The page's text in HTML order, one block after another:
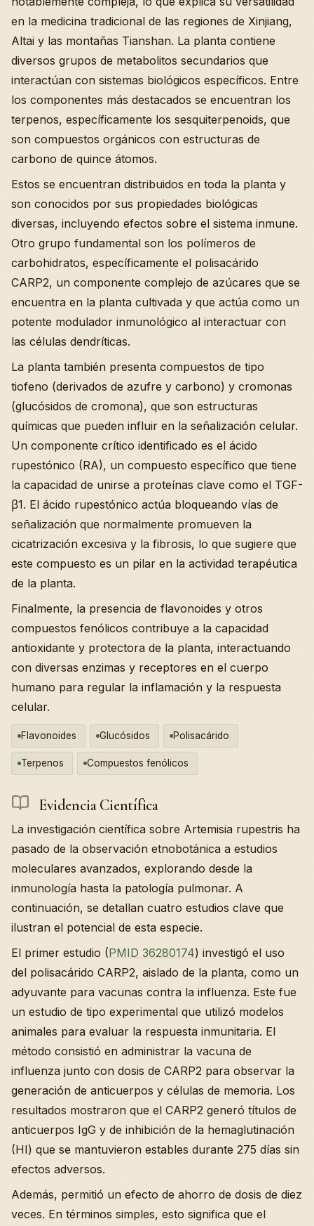
en la medicina tradicional de las regiones de Xinjiang,
Altai y las montañas Tianshan. La planta contiene
diversos grupos de metabolitos secundarios que
interactúan con sistemas biológicos específicos. Entre
los componentes más destacados se encuentran los
terpenos, específicamente los sesquiterpenoids, que
son compuestos orgánicos con estructuras de
carbono de quince átomos.
Estos se encuentran distribuidos en toda la planta y
son conocidos por sus propiedades biológicas
diversas, incluyendo efectos sobre el sistema inmune.
Otro grupo fundamental son los polímeros de
carbohidratos, específicamente el polisacárido
CARP2, un componente complejo de azúcares que se
encuentra en la planta cultivada y que actúa como un
potente modulador inmunológico al interactuar con
las células dendríticas.
La planta también presenta compuestos de tipo
tiofeno (derivados de azufre y carbono) y cromonas
(glucósidos de cromona), que son estructuras
químicas que pueden influir en la señalización celular.
Un componente crítico identificado es el ácido
rupestónico (RA), un compuesto específico que tiene
la capacidad de unirse a proteínas clave como el TGF-
β1. El ácido rupestónico actúa bloqueando vías de
señalización que normalmente promueven la
cicatrización excesiva y la fibrosis, lo que sugiere que
este compuesto es un pilar en la actividad terapéutica
de la planta.
Finalmente, la presencia de flavonoides y otros
compuestos fenólicos contribuye a la capacidad
antioxidante y protectora de la planta, interactuando
con diversas enzimas y receptores en el cuerpo
humano para regular la inflamación y la respuesta
celular.
Flavonoides Glucósidos Polisacárido
Terpenos Compuestos fenólicos
Evidencia Científica
La investigación científica sobre Artemisia rupestris ha
pasado de la observación etnobotánica a estudios
moleculares avanzados, explorando desde la
inmunología hasta la patología pulmonar. A
continuación, se detallan cuatro estudios clave que
ilustran el potencial de esta especie.
El primer estudio (PMID 36280174) investigó el uso
del polisacárido CARP2, aislado de la planta, como un
adyuvante para vacunas contra la influenza. Este fue
un estudio de tipo experimental que utilizó modelos
animales para evaluar la respuesta inmunitaria. El
método consistió en administrar la vacuna de
influenza junto con dosis de CARP2 para observar la
generación de anticuerpos y células de memoria. Los
resultados mostraron que el CARP2 generó títulos de
anticuerpos IgG y de inhibición de la hemaglutinación
(HI) que se mantuvieron estables durante 275 días sin
efectos adversos.
Además, permitió un efecto de ahorro de dosis de diez
veces. En términos simples, esto significa que el